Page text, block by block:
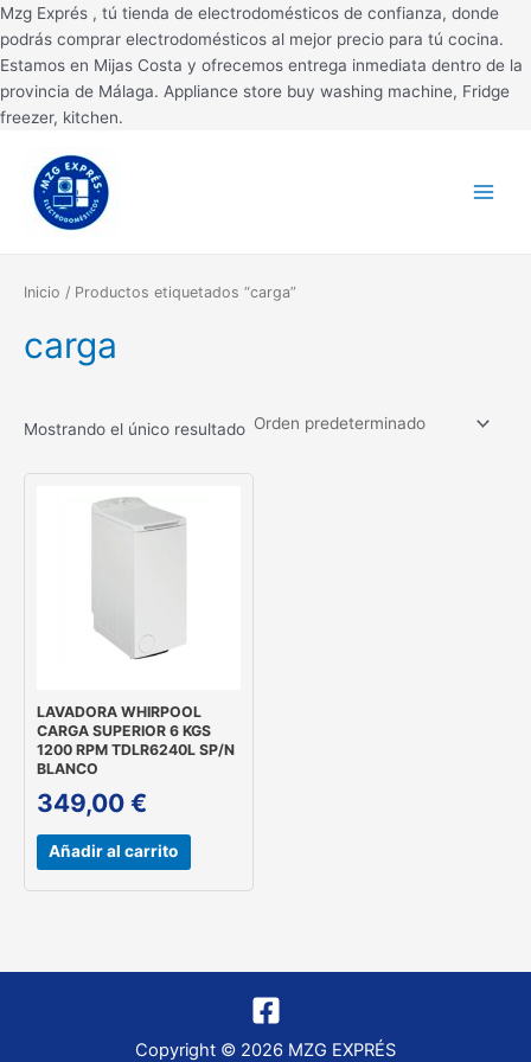
Mzg Exprés , tú tienda de electrodomésticos de confianza, donde
podrás comprar electrodomésticos al mejor precio para tú cocina.
Estamos en Mijas Costa y ofrecemos entrega inmediata dentro de la
provincia de Málaga. Appliance store buy washing machine, Fridge
freezer, kitchen.
Ir
al
contenido
Menu
Inicio / Productos etiquetados “carga”
carga
Mostrando el único resultado
LAVADORA WHIRPOOL
CARGA SUPERIOR 6 KGS
1200 RPM TDLR6240L SP/N
BLANCO
349,00 €
Añadir al carrito
Copyright © 2026 MZG EXPRÉS